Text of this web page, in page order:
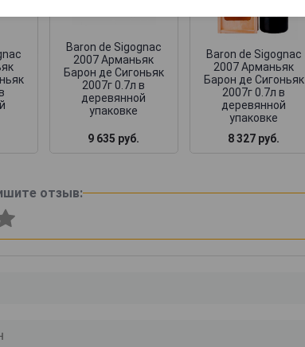
Baron de Sigognac
2007 Арманьяк
Барон де Сигоньяк
2007г 0.7л в
деревянной
упаковке
9 635 руб.
Baron de Sigognac
2007 Арманьяк
Барон де Сигоньяк
2007г 0.7л в
деревянной
упаковке
8 327 руб.
отзыв: